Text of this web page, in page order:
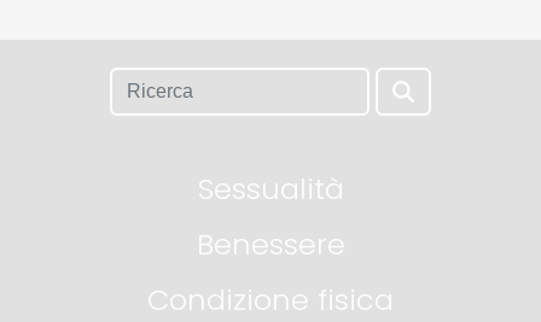
Sessualità
Benessere
Condizione fisica